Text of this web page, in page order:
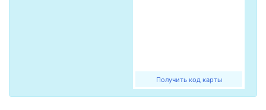
Получить код карты